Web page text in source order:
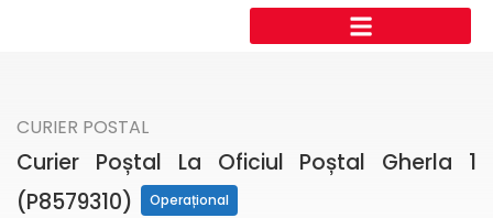
CURIER POSTAL
Curier Poștal La Oficiul Poștal Gherla 1
(P8579310)
Operațional